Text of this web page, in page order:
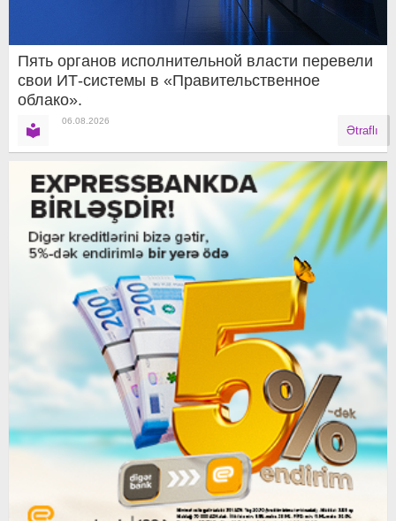
Пять органов исполнительной власти перевели
свои ИТ-системы в «Правительственное
облако».
06.08.2026
Ətraflı